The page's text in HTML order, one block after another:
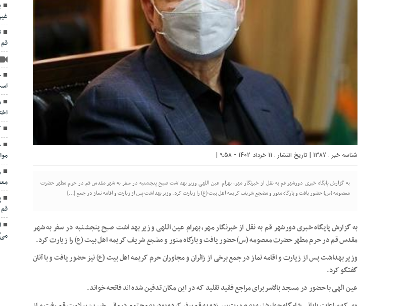
شناسه خبر : 1387 | تاریخ انتشار : 11 خرداد 1402 - 9:58 |
به گزارش پایگاه خبری دورشهر قم به نقل از خبرنگار مهر، بهرام عین اللهی وزیر بهداشت صبح پنجشنبه در سفر به شهر مقدس قم در حرم مطهر حضرت
معصومه (س) حضور یافت و بارگاه منور و مضجع شریف کریمه اهل بیت (ع) را زیارت کرد. وزیر بهداشت پس از زیارت و اقامه نماز در جمع […]
به گزارش پایگاه خبری دورشهر قم به نقل از خبرنگار مهر، بهرام عین اللهی وزیر بهداشت صبح پنجشنبه در سفر به شهر
مقدس قم در حرم مطهر حضرت معصومه (س)حضور یافت و بارگاه منور ومضجعشریف کریمه اهل بیت (ع)را زیارت کرد.
وزیر بهداشت پس از زیارت و اقامه نماز در جمع برخی از زائران و مجاوران حرم کریمه اهل بیت (ع)نیز حضور یافت و با آنان
گفتگو کرد.
عین الهی با حضور در مسجد بالاسر برای مراجع فقید تقلید که در این مکان تدفین شدهاندفاتحه خواند.
اختیار
قم